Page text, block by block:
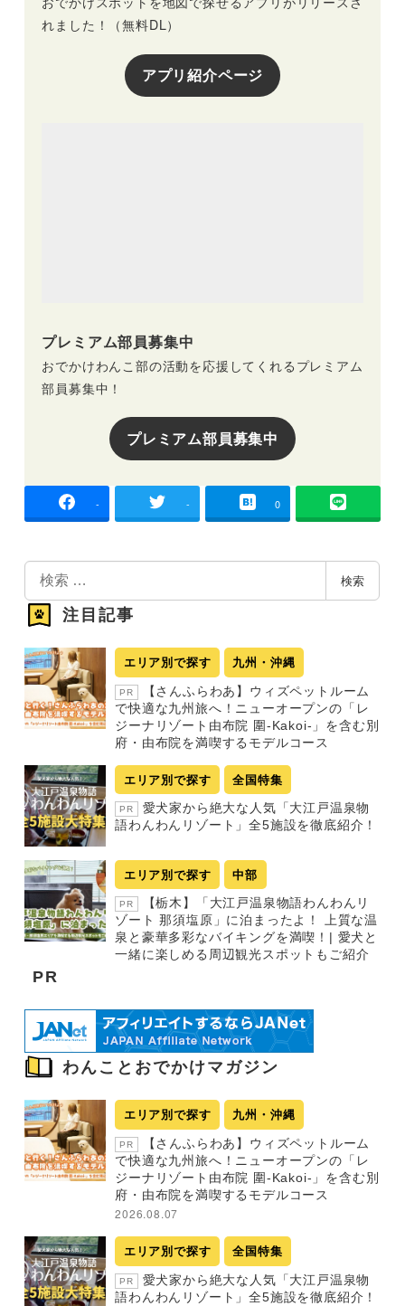
れました！（無料DL）
アプリ紹介ページ
プレミアム部員募集中
おでかけわんこ部の活動を応援してくれるプレミアム
部員募集中！
プレミアム部員募集中
- - 0
索
検索
注目記事
エリア別で探す 九州・沖縄
PR
【さんふらわあ】ウィズペットルーム
で快適な九州旅へ！ニューオープンの「レ
ジーナリゾート由布院 圍-Kakoi-」を含む別
府・由布院を満喫するモデルコース
エリア別で探す 全国特集
PR
愛犬家から絶大な人気「大江戸温泉物
語わんわんリゾート」全5施設を徹底紹介！
エリア別で探す 中部
PR
【栃木】「大江戸温泉物語わんわんリ
ゾート 那須塩原」に泊まったよ！ 上質な温
泉と豪華多彩なバイキングを満喫！| 愛犬と
一緒に楽しめる周辺観光スポットもご紹介
PR
わんことおでかけマガジン
エリア別で探す 九州・沖縄
PR
【さんふらわあ】ウィズペットルーム
で快適な九州旅へ！ニューオープンの「レ
ジーナリゾート由布院 圍-Kakoi-」を含む別
府・由布院を満喫するモデルコース
2026.08.07
エリア別で探す 全国特集
PR
愛犬家から絶大な人気「大江戸温泉物
語わんわんリゾート」全5施設を徹底紹介！